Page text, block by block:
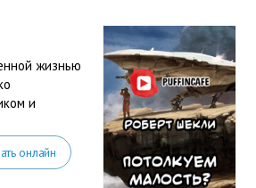
жизнью
и
онлайн